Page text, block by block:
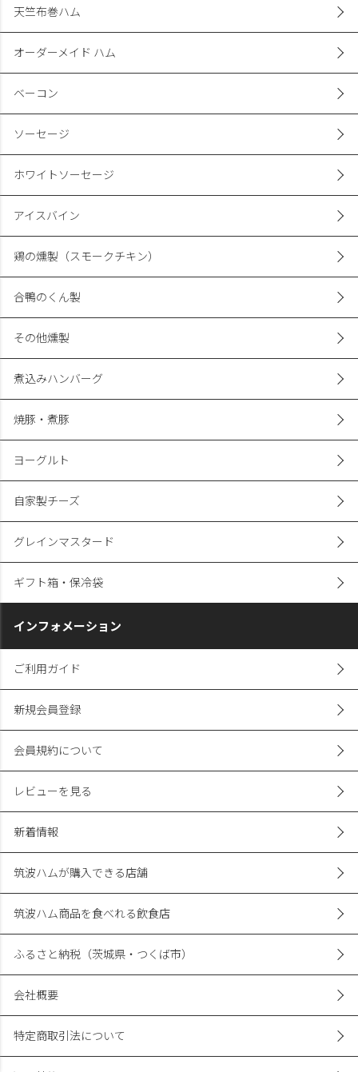
天竺布巻ハム
オーダーメイド ハム
ベーコン
ソーセージ
ホワイトソーセージ
アイスバイン
鶏の燻製（スモークチキン）
合鴨のくん製
その他燻製
煮込みハンバーグ
焼豚・煮豚
ヨーグルト
自家製チーズ
グレインマスタード
ギフト箱・保冷袋
インフォメーション
ご利用ガイド
新規会員登録
会員規約について
レビューを見る
新着情報
筑波ハムが購入できる店舗
筑波ハム商品を食べれる飲食店
ふるさと納税（茨城県・つくば市）
会社概要
特定商取引法について